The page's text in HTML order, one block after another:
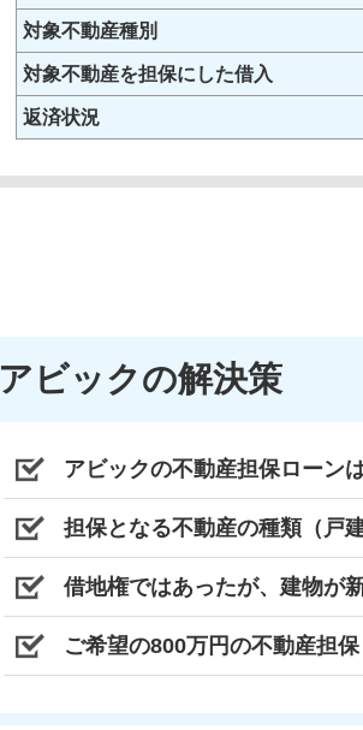
対象不動産種別
対象不動産を担保にした借入
返済状況
アビックの解決策
アビックの不動産担保ローン
担保となる不動産の種類（戸
借地権ではあったが、建物が
ご希望の800万円の不動産担